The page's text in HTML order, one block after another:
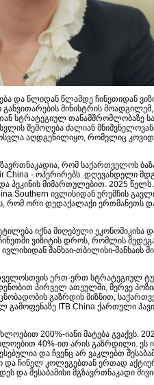
და წლიდან წლამდე ჩინეთიდან
განვითარების მინისტრის
სტრატეგიულ თანამშრომლობაზე
შემოღება ძალიან
აღდგენილიყო, რომელიც კოვიდ
რომ საქართველოს
China - ოპერირებს. დღევანდელი
პეკინის მიმართულებით. 2025 წელს
Southern ივლისიდან ურუმჩის
რომ ორი დედაქალაქი ერთმანეთს
იქნა მიღებული ეკონომიკისა
ვიზიტის დროს, რომლის
შანხაი-თბილისი-შანხაის
ერთ-ერთ სტრატეგიულ
პირველ ათეულში, მერვე
გაზრდის მიზნით,
გამოფენაზე ITB China ქართული
200%-იანი მატება გვაქვს.
40%-ით არის გაზრდილი. ეს
და ჩვენც არ ვაკლებთ
და ჩინელ კოლეგებთან ერთად
და შესაბამისი მგზავრთნაკადი